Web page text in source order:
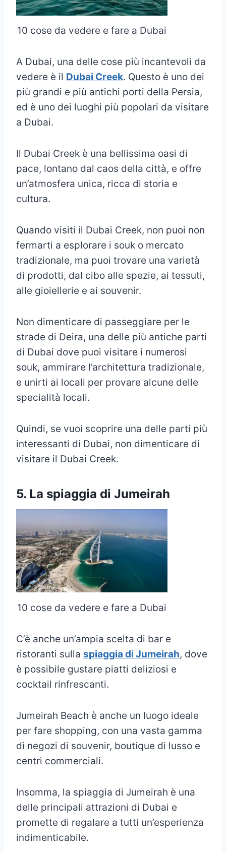
10 cose da vedere e fare a Dubai
A Dubai, una delle cose più incantevoli da
vedere è il Dubai Creek. Questo è uno dei
più grandi e più antichi porti della Persia,
ed è uno dei luoghi più popolari da visitare
a Dubai.
Il Dubai Creek è una bellissima oasi di
pace, lontano dal caos della città, e offre
un’atmosfera unica, ricca di storia e
cultura.
Quando visiti il Dubai Creek, non puoi non
fermarti a esplorare i souk o mercato
tradizionale, ma puoi trovare una varietà
di prodotti, dal cibo alle spezie, ai tessuti,
alle gioiellerie e ai souvenir.
Non dimenticare di passeggiare per le
strade di Deira, una delle più antiche parti
di Dubai dove puoi visitare i numerosi
souk, ammirare l’architettura tradizionale,
e unirti ai locali per provare alcune delle
specialità locali.
Quindi, se vuoi scoprire una delle parti più
interessanti di Dubai, non dimenticare di
visitare il Dubai Creek.
5. La spiaggia di Jumeirah
10 cose da vedere e fare a Dubai
C’è anche un’ampia scelta di bar e
ristoranti sulla spiaggia di Jumeirah, dove
è possibile gustare piatti deliziosi e
cocktail rinfrescanti.
Jumeirah Beach è anche un luogo ideale
per fare shopping, con una vasta gamma
di negozi di souvenir, boutique di lusso e
centri commerciali.
Insomma, la spiaggia di Jumeirah è una
delle principali attrazioni di Dubai e
promette di regalare a tutti un’esperienza
indimenticabile.